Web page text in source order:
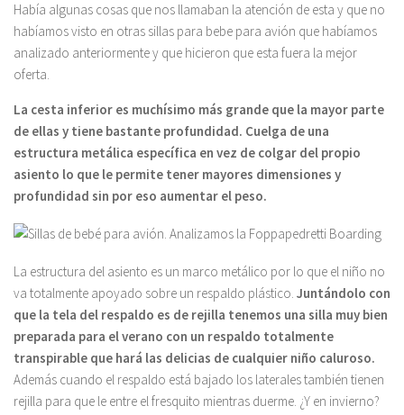
Había algunas cosas que nos llamaban la atención de esta y que no
habíamos visto en otras sillas para bebe para avión que habíamos
analizado anteriormente y que hicieron que esta fuera la mejor
oferta.
La cesta inferior es muchísimo más grande que la mayor parte
de ellas y tiene bastante profundidad. Cuelga de una
estructura metálica específica en vez de colgar del propio
asiento lo que le permite tener mayores dimensiones y
profundidad sin por eso aumentar el peso.
La estructura del asiento es un marco metálico por lo que el niño no
va totalmente apoyado sobre un respaldo plástico. Juntándolo con
que la tela del respaldo es de rejilla tenemos una silla muy bien
preparada para el verano con un respaldo totalmente
transpirable que hará las delicias de cualquier niño caluroso.
Además cuando el respaldo está bajado los laterales también tienen
rejilla para que le entre el fresquito mientras duerme. ¿Y en invierno?